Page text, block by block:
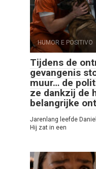
HUMOR E POSITIVO
Tijdens de
gevangenis
muur… de
ze dankzij de
belangrijke
Jarenlang leefde
Hij zat in een